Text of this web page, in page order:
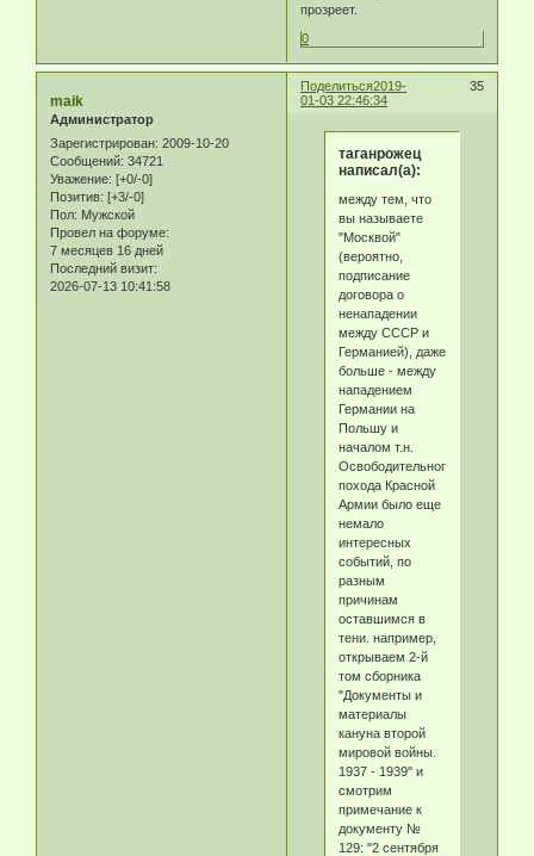
прозреет.
0
Поделиться 35
2019-
01-03 22:46:34
maik
Администратор
Зарегистрирован: 2009-10-20
Сообщений: 34721
Уважение: [+0/-0]
Позитив: [+3/-0]
Пол: Мужской
Провел на форуме:
7 месяцев 16 дней
Последний визит:
2026-07-13 10:41:58
таганрожец
написал(а):
между тем, что
вы называете
"Москвой"
(вероятно,
подписание
договора о
ненападении
между СССР и
Германией), даже
больше - между
нападением
Германии на
Польшу и
началом т.н.
Освободительного
похода Красной
Армии было еще
немало
интересных
событий, по
разным
причинам
оставшимся в
тени. например,
открываем 2-й
том сборника
"Документы и
материалы
кануна второй
мировой войны.
1937 - 1939" и
смотрим
примечание к
документу №
129: "2 сентября